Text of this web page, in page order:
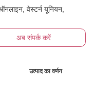
वेस्टर्न यूनियन,
अब संपर्क करें
उत्पाद का वर्णन